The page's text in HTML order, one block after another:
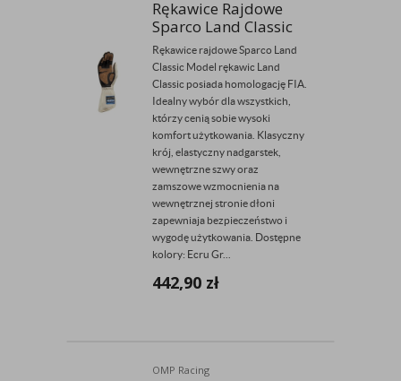
Rękawice Rajdowe
Sparco Land Classic
Rękawice rajdowe Sparco Land
Classic Model rękawic Land
Classic posiada homologację FIA.
Idealny wybór dla wszystkich,
którzy cenią sobie wysoki
komfort użytkowania. Klasyczny
krój, elastyczny nadgarstek,
wewnętrzne szwy oraz
zamszowe wzmocnienia na
wewnętrznej stronie dłoni
zapewniaja bezpieczeństwo i
wygodę użytkowania. Dostępne
kolory: Ecru Gr...
442,90 zł
OMP Racing